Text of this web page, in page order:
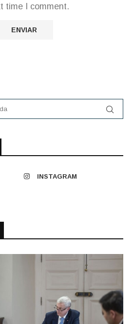
time I comment.
INSTAGRAM